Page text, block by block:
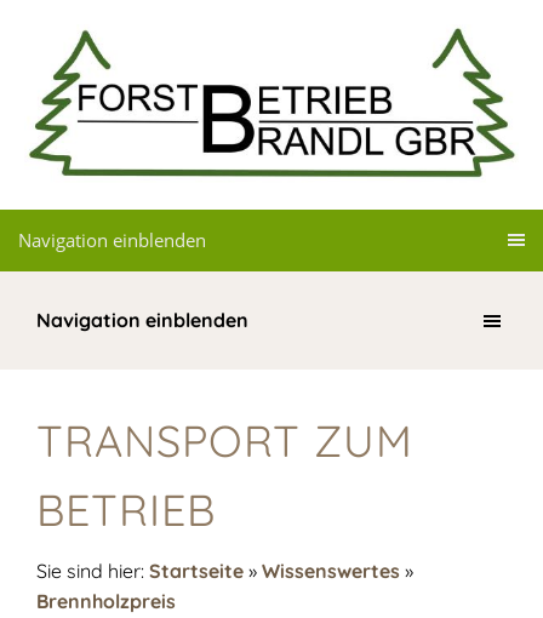
Navigation einblenden
Navigation einblenden
TRANSPORT ZUM
BETRIEB
Sie sind hier: Startseite » Wissenswertes »
Brennholzpreis